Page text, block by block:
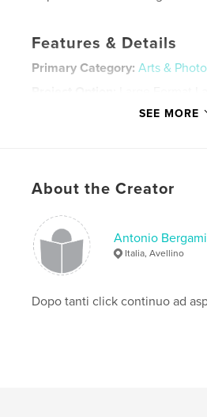
Features & Details
Primary Category: Arts &
Keywords
fame nel mondo
SEE MORE
About the Creator
Antonio
Italia, Avellino
Dopo tanti click continuo ad